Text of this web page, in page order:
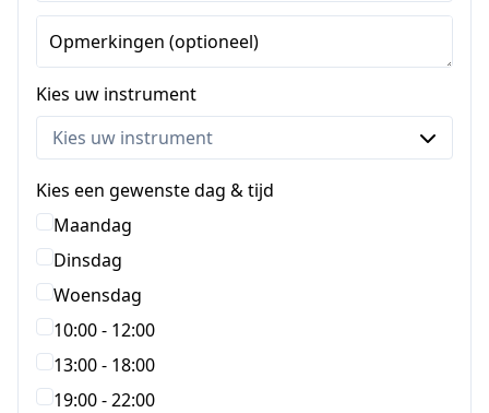
Staten
+1
Opmerkingen (optioneel)
Kies uw instrument
Kies een gewenste dag & tijd
Maandag
Dinsdag
Woensdag
10:00 - 12:00
13:00 - 18:00
19:00 - 22:00